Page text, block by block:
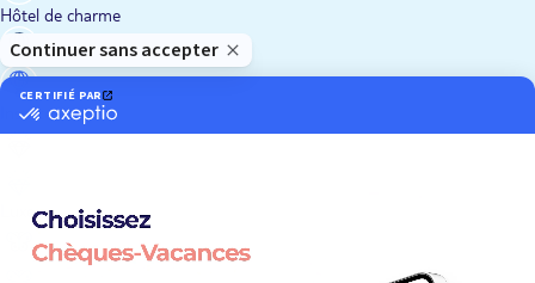
Hôtel de charme
Insolite
Luxe